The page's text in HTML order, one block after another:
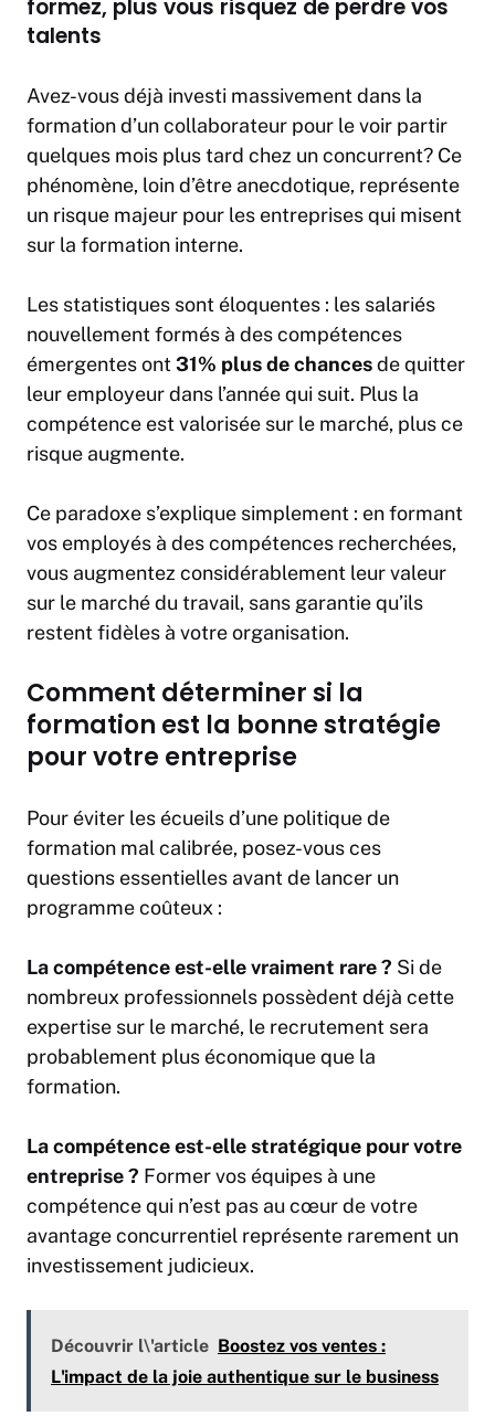
formez, plus vous risquez de perdre vos
talents
Avez-vous déjà investi massivement dans la
formation d’un collaborateur pour le voir partir
quelques mois plus tard chez un concurrent? Ce
phénomène, loin d’être anecdotique, représente
un risque majeur pour les entreprises qui misent
sur la formation interne.
Les statistiques sont éloquentes : les salariés
nouvellement formés à des compétences
émergentes ont31% plus de chancesde quitter
leur employeur dans l’année qui suit. Plus la
compétence est valorisée sur le marché, plus ce
risque augmente.
Ce paradoxe s’explique simplement : en formant
vos employés à des compétences recherchées,
vous augmentez considérablement leur valeur
sur le marché du travail, sans garantie qu’ils
restent fidèles à votre organisation.
Comment déterminer si la
formation est la bonne stratégie
pour votre entreprise
Pour éviter les écueils d’une politique de
formation mal calibrée, posez-vous ces
questions essentielles avant de lancer un
programme coûteux :
La compétence est-elle vraiment rare ? Si de
nombreux professionnels possèdent déjà cette
expertise sur le marché, le recrutement sera
probablement plus économique que la
formation.
La compétence est-elle stratégique pour votre
entreprise? Former vos équipes à une
compétence qui n’est pas au cœur de votre
avantage concurrentiel représente rarement un
investissement judicieux.
Découvrir l\'article Boostez vos ventes :
L'impact de la joie authentique sur le business